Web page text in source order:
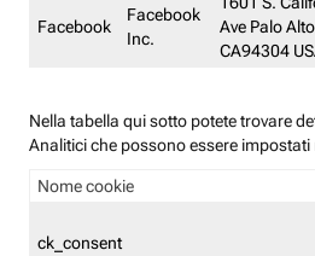
Facebook
Facebook
Inc.
Ave Palo
CA94304
Nella tabella qui sotto potete trovare
Analitici che possono essere
Nome cookie
ck_consent